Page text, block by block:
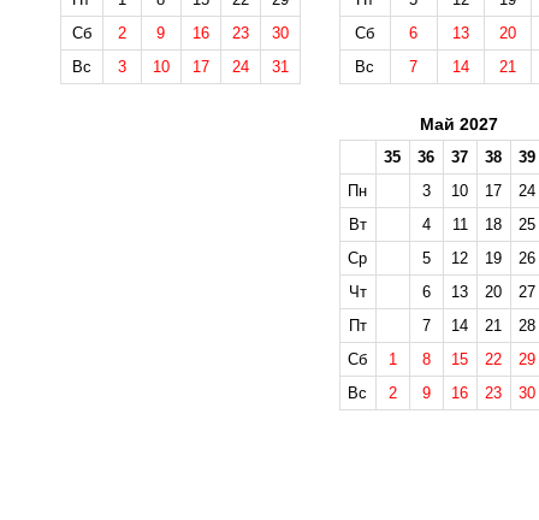
Сб
2 9 16 23
30
Вс
3 10 17 24 31
Сб
6 13
20
Вс
7 14 21
Май 2027
35 36 37 38
39
Пн
3 10 17
24
Вт
4 11 18
25
Ср
5 12 19
26
Чт
6 13 20
27
Пт
7 14 21
28
Сб
1 8 15 22
29
Вс
2 9 16 23 30